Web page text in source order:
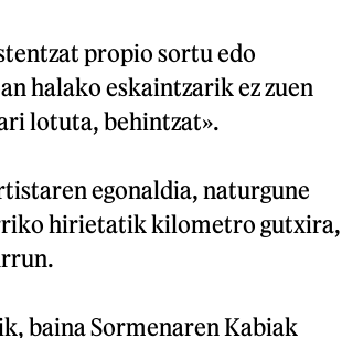
propio sortu edo
halako eskaintzarik ez zuen
lotuta, behintzat».
egonaldia, naturgune
hirietatik kilometro gutxira,
baina Sormenaren Kabiak